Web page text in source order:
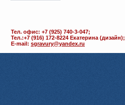
Тел. офис: +7 (925) 740-3-047;
Тел.:+7 (916) 172-8224 Екатерина (дизайн);
E-mail: sgravury@yandex.ru